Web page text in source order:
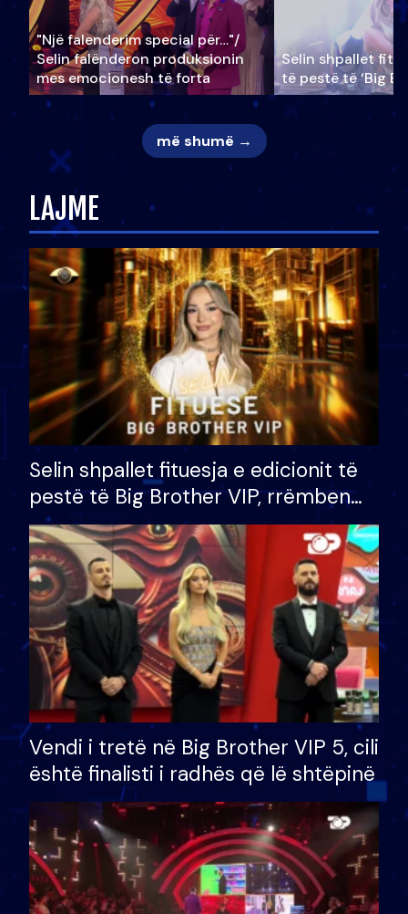
"Një falenderim special për…"/
Selin falënderon produksionin
mes emocionesh të forta
Selin shpallet
të pestë të ‘Big
më shumë →
LAJME
Selin shpallet fituesja e edicionit të
pestë të Big Brother VIP, rrëmben
çmimin e madh prej 100 mijë eurosh
Vendi i tretë në Big Brother VIP 5, cili
është finalisti i radhës që lë shtëpinë